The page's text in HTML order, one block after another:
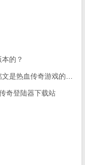
的？
热血传奇游戏的主流
奇登陆器下载站